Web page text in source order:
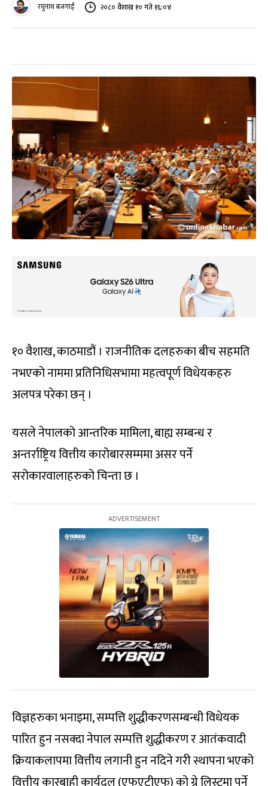
रघुनाथ बजगाईं २०८० वैशाख १० गते १६:०४
१० वैशाख, काठमाडौं । राजनीतिक दलहरुका बीच सहमति
नभएको नाममा प्रतिनिधिसभामा महत्वपूर्ण विधेयकहरु
अलपत्र परेका छन् ।
यसले नेपालको आन्तरिक मामिला, बाह्य सम्बन्ध र
अन्तर्राष्ट्रिय वित्तीय कारोबारसम्ममा असर पर्ने
सरोकारवालाहरुको चिन्ता छ ।
विज्ञहरुका भनाइमा, सम्पत्ति शुद्धीकरणसम्बन्धी विधेयक
पारित हुन नसक्दा नेपाल सम्पत्ति शुद्धीकरण र आतंकवादी
क्रियाकलापमा वित्तीय लगानी हुन नदिने गरी स्थापना भएको